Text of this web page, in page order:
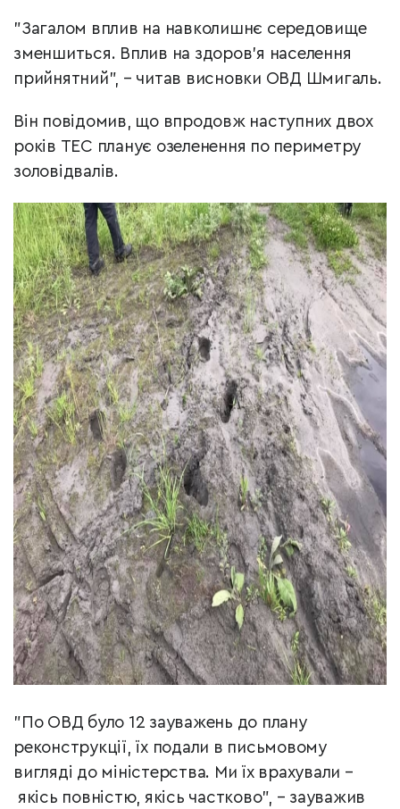
"Загалом вплив на навколишнє середовище
зменшиться. Вплив на здоров'я населення
прийнятний", – читав висновки ОВД Шмигаль.
Він повідомив, що впродовж наступних двох
років ТЕС планує озеленення по периметру
золовідвалів.
"По ОВД було 12 зауважень до плану
реконструкції, їх подали в письмовому
вигляді до міністерства. Ми їх врахували –
якісь повністю, якісь частково", – зауважив